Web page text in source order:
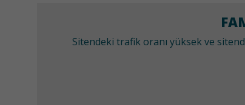
Sitendeki trafik oranı yüksek ve